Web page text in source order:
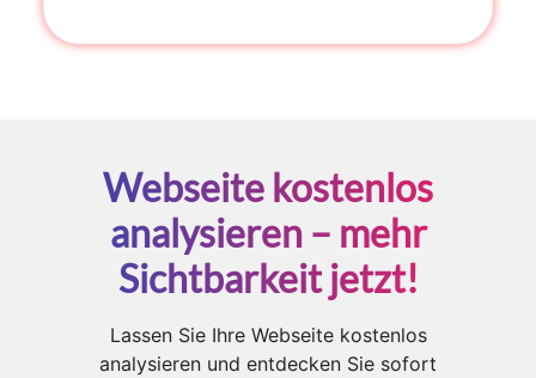
Webseite kostenlos
analysieren – mehr
Sichtbarkeit jetzt!
Lassen Sie Ihre Webseite kostenlos
analysieren und entdecken Sie sofort